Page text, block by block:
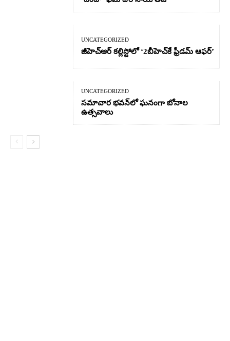
UNCATEGORIZED
జీహెచ్ఆర్‌ కల్లిస్టోలో ‘2బీహెచ్‌కే ఫ్రీడమ్ ఆఫర్’
UNCATEGORIZED
సమాచార భవన్‌లో ఘనంగా బోనాల
ఉత్సవాలు